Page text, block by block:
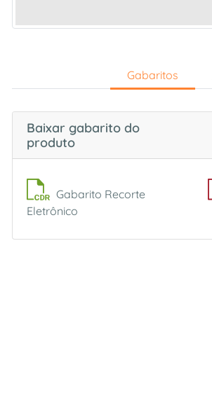
Gabaritos
Baixar gabarito do
produto
Gabarito Recorte
Eletrônico